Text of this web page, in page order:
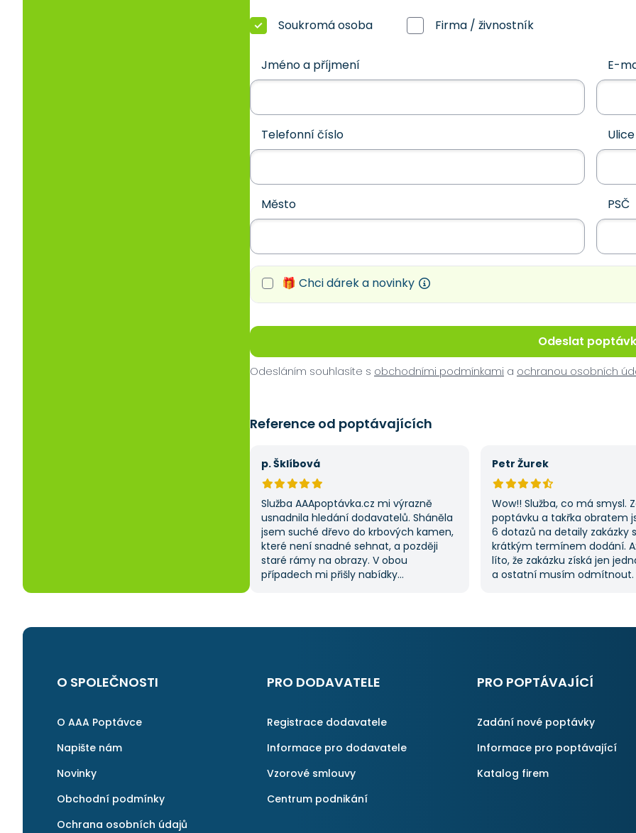
Soukromá osoba Firma / živnostník
Jméno a příjmení E-
Telefonní číslo Ulice
Město PSČ
🎁 Chci dárek a novinky
Odeslat
Odesláním souhlasíte s obchodními podmínkami a ochranou osobních
Reference od poptávajících
p. Šklíbová
Služba AAApoptávka.cz mi výrazně
usnadnila hledání dodavatelů. Sháněla
jsem suché dřevo do krbových kamen,
které není snadné sehnat, a později
staré rámy na obrazy. V obou
případech mi přišly nabídky
na ni ráda obrátím, když něco potřebuji.
Petr Žurek
Wow!! Služba, co má smysl.
poptávku a takřka obratem
6 dotazů na detaily zakázky
krátkým termínem dodání.
líto, že zakázku získá jen
a ostatní musím odmítnout.
začněte tady :-)
O SPOLEČNOSTI
O AAA Poptávce
Napište nám
Novinky
Obchodní podmínky
Ochrana osobních údajů
PRO DODAVATELE
Registrace dodavatele
Informace pro dodavatele
Vzorové smlouvy
Centrum podnikání
PRO POPTÁVAJÍCÍ
Zadání nové poptávky
Informace pro poptávající
Katalog firem